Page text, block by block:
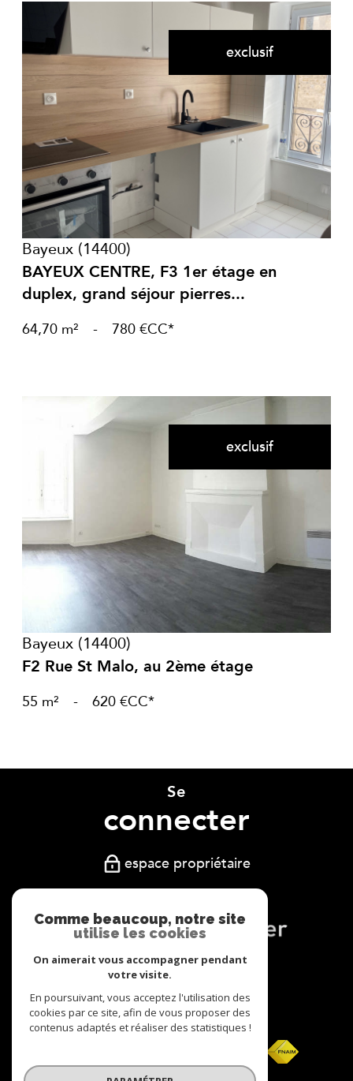
exclusif
voir le bien
Bayeux (14400)
BAYEUX CENTRE, F3 1er étage en
duplex, grand séjour pierres...
64,70 m² - 780 €CC*
exclusif
voir le bien
Bayeux (14400)
F2 Rue St Malo, au 2ème étage
55 m² - 620 €CC*
Se
connecter
espace propriétaire
Nous
adhérons
Comme beaucoup, notre site
utilise les cookies
On aimerait vous accompagner pendant
votre visite.
En poursuivant, vous acceptez l'utilisation des
cookies par ce site, afin de vous proposer des
contenus adaptés et réaliser des statistiques !